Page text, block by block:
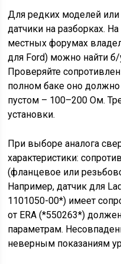
Для редких моделей
датчики на разборках.
местных форумах
для Ford) можно найти б/
Проверяйте
полном баке оно
пустом – 100–200 Ом.
установки.
При выборе аналога
характеристики:
(фланцевое или
Например, датчик для
1101050-00*) имеет
от ERA (*550263*)
параметрам.
неверным показаниям